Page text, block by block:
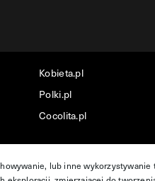
Kobieta.pl
Polki.pl
Cocolita.pl
lub inne